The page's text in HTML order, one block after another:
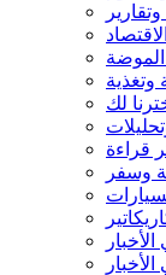
لك
قراءة
وسفر